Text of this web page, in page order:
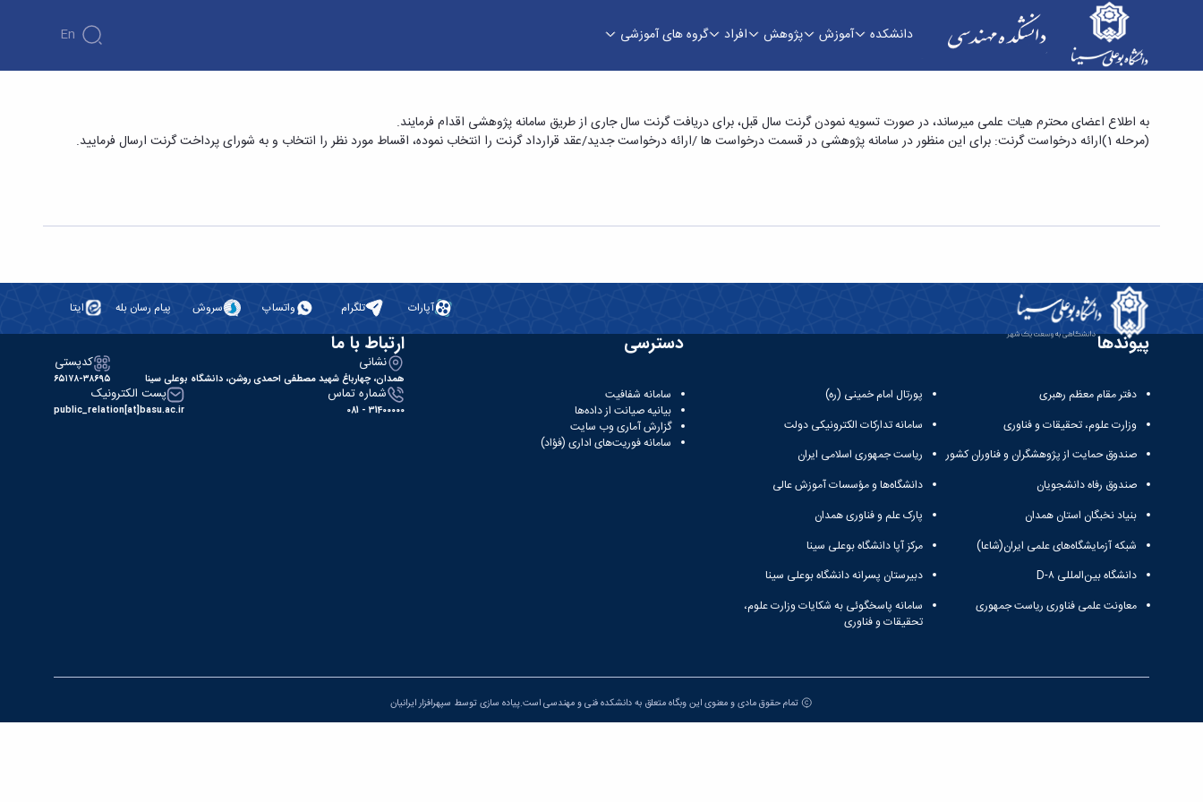
دانشکده آموزش پژوهش افراد گروه های آموزشی En
انعقاد قرارداد پژوهانه سال 97 - دانشکده فنی و مهندسی
به اطلاع اعضای محترم هیات علمی میرساند، در صورت تسویه نمودن گرنت سال قبل، برای دریافت گرنت سال جاری از طریق سامانه پژوهشی اقدام فرمایند.
(مرحله 1)ارائه درخواست گرنت: برای این منظور در سامانه پژوهشی در قسمت درخواست ها /ارائه درخواست جدید/عقد قرارداد گرنت را انتخاب نموده، اقساط مورد نظر را انتخاب و به شورای پرداخت گرنت ارسال فرمایید.
آپارات تلگرام واتساپ سروش پیام رسان بله ایتا
پیوندها
دفتر مقام معظم رهبری
وزارت علوم، تحقیقات و فناوری
صندوق حمایت از پژوهشگران و فناوران کشور
صندوق رفاه دانشجویان
بنیاد نخبگان استان همدان
شبکه آزمایشگاه‌های علمی ایران(شاعا)
دانشگاه بین‌المللی D-۸
معاونت علمی فناوری ریاست جمهوری
پورتال امام خمینی (ره)
سامانه تدارکات الکترونیکی دولت
ریاست جمهوری اسلامی ایران
دانشگاه‌ها و مؤسسات آموزش عالی
پارک علم و فناوری همدان
مرکز آپا دانشگاه بوعلی سینا
دبیرستان پسرانه دانشگاه بوعلی سینا
سامانه پاسخگوئی به شکایات وزارت علوم،
تحقیقات و فناوری
دسترسی
سامانه شفافیت
بیانیه صیانت از داده‌ها
گزارش آماری وب‌ سایت
سامانه فوریت‌های اداری (فؤاد)
ارتباط با ما
نشانی
همدان، چهارباغ شهید مصطفی احمدی روشن، دانشگاه بوعلی سینا
کدپستی
۶۵۱۷۸-۳۸۶۹۵
شماره تماس
31400000 - 081
پست الکترونیک
public_relation[at]basu.ac.ir
تمام حقوق مادی و معنوی این وبگاه متعلق به دانشکده فنی و مهندسی است.پیاده سازی توسط سپهرافزار ایرانیان